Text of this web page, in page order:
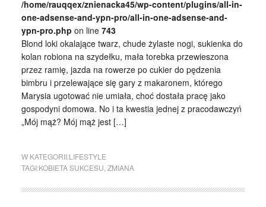
/home/rauqqex/znienacka45/wp-content/plugins/all-in-
one-adsense-and-ypn-pro/all-in-one-adsense-and-
ypn-pro.php on line 743
Blond loki okalające twarz, chude żylaste nogi, sukienka do
kolan robiona na szydełku, mała torebka przewieszona
przez ramię, jazda na rowerze po cukier do pędzenia
bimbru i przelewające się gary z makaronem, którego
Marysia ugotować nie umiała, choć dostała pracę jako
gospodyni domowa. No i ta kwestia jednej z pracodawczyń
„Mój mąż? Mój mąż jest […]
W KATEGORII:LIFESTYLE
TAGI:KOBIETA SUKCESU,ZMIANA